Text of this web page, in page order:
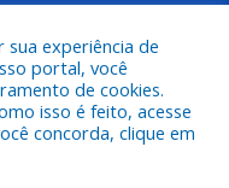
Municipal de Pau D’arco.
sua experiência de
portal, você
de cookies.
isso é feito, acesse
concorda, clique em